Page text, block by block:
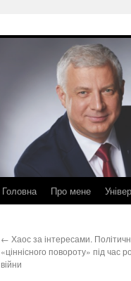
Головна Про мене
← Хаос за інтересами. Політичні
«ціннісного повороту» під час
війни